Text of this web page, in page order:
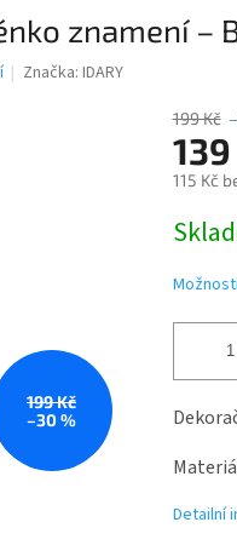
znamení –
Značka:IDARY
199 Kč
–30 %
199 Kč
115 Kč
cena:
Detailní